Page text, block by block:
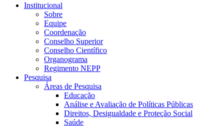
Institucional
Sobre
Equipe
Coordenação
Conselho Superior
Conselho Científico
Organograma
Regimento NEPP
Pesquisa
Áreas de Pesquisa
Educação
Análise e Avaliação de Políticas Públicas
Direitos, Desigualdade e Proteção Social
Saúde